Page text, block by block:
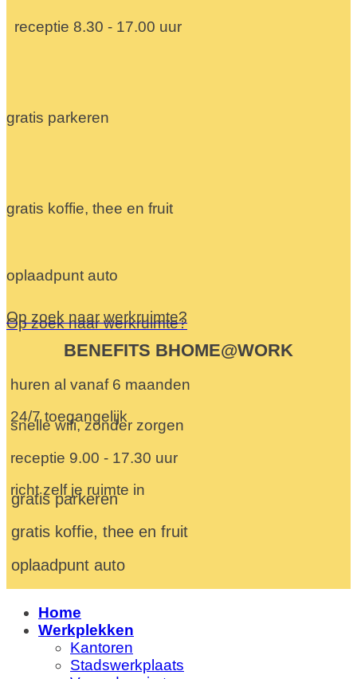
receptie 8.30 - 17.00 uur
gratis parkeren
gratis koffie, thee en fruit
oplaadpunt auto
Op zoek naar werkruimte?
Op zoek naar werkruimte?
BENEFITS BHOME@WORK
huren al vanaf 6 maanden
24/7 toegangelijk
snelle wifi, zonder zorgen
receptie 9.00 - 17.30 uur
richt zelf je ruimte in
gratis parkeren
gratis koffie, thee en fruit
oplaadpunt auto
Home
Werkplekken
Kantoren
Stadswerkplaats